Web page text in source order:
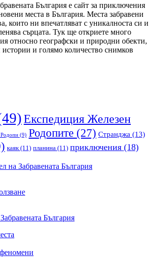
България е сайт за приключения
места в България. Места забравени
които ни впечатляват с уникалноста си и
сърцата. Тук ще откриете много
относно географски и природни обекти,
и голямо количество снимков
Експедиция Железен
(9) Родопите (27) Странджа (13)
каяк(11) планина (11) приключения (18)
на Забравената България